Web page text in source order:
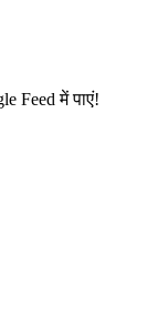
Feed में पाएं!